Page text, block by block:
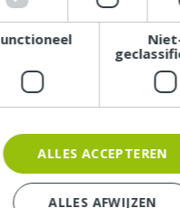
ALLES ACCEPTEREN
ALLES AFWIJZEN